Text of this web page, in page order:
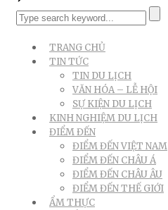
TRANG CHỦ
TIN TỨC
TIN DU LỊCH
VĂN HÓA – LỄ HỘI
SỰ KIỆN DU LỊCH
KINH NGHIỆM DU LỊCH
ĐIỂM ĐẾN
ĐIỂM ĐẾN VIỆT NAM
ĐIỂM ĐẾN CHÂU Á
ĐIỂM ĐẾN CHÂU ÂU
ĐIỂM ĐẾN THẾ GIỚI
ẨM THỰC